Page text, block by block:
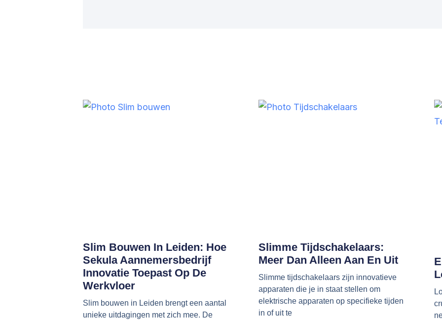
Slim Bouwen In Leiden: Hoe
Sekula Aannemersbedrijf
Innovatie Toepast Op De
Werkvloer
Slim bouwen in Leiden brengt een aantal
unieke uitdagingen met zich mee. De
Slimme Tijdschakelaars:
Meer Dan Alleen Aan En Uit
Slimme tijdschakelaars zijn innovatieve
apparaten die je in staat stellen om
elektrische apparaten op specifieke tijden
in of uit te